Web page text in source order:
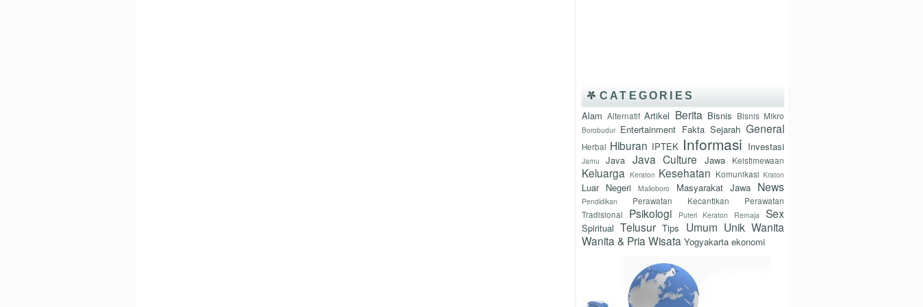
CATEGORIES
Alam Alternatif Artikel Berita Bisnis Bisnis Mikro
Borobudur Entertainment Fakta Sejarah General
Herbal Hiburan IPTEK Informasi Investasi
Jamu Java Java Culture Jawa Keistimewaan
Keluarga Keraton Kesehatan Komunikasi Kraton
Luar Negeri Malioboro Masyarakat Jawa News
Pendidikan Perawatan Kecantikan
Perawatan
Tradisional
Psikologi Puteri Keraton Remaja Sex
Spiritual Telusur Tips Umum Unik Wanita
Wanita & Pria Wisata Yogyakarta ekonomi